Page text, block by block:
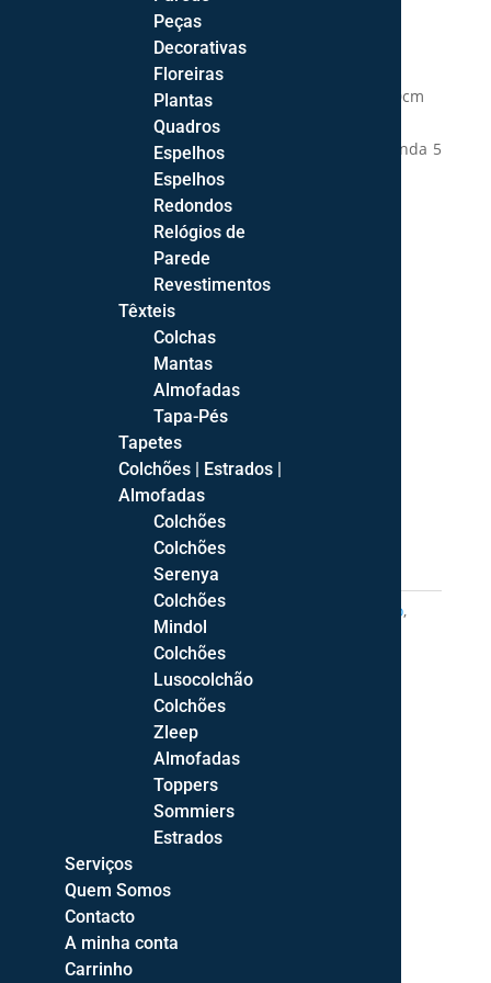
Cama de casal Nothing Hill:
Cama p/colchão: 195*150cm
Cama c/estrado elevatório p/colchão: 195*150cm
Disponibilidade:Após confirmação de encomenda 5
a 6 semanas (exceto período de férias).
Quantidade
Adicionar
€–620,00
346,00 €
through
Categorias:Camas c/Estrado Elevatório,
Camas de Casal,Quarto
Peças
Decorativas
Floreiras
Plantas
Quadros
Espelhos
Espelhos
Redondos
Relógios de
Parede
Revestimentos
Têxteis
Colchas
Mantas
Almofadas
Tapa-Pés
Tapetes
Colchões | Estrados |
Almofadas
Colchões
Colchões
Serenya
Colchões
Mindol
Colchões
Lusocolchão
Colchões
Zleep
Almofadas
Toppers
Sommiers
Estrados
Serviços
Quem Somos
Contacto
A minha conta
Carrinho